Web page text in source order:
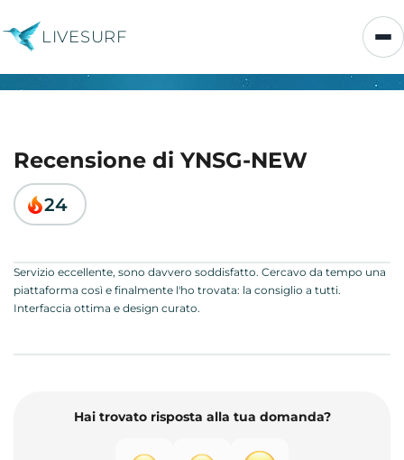
LIVESURF
Recensione di YNSG-NEW
24
Servizio eccellente, sono davvero soddisfatto. Cercavo da tempo una
piattaforma così e finalmente l'ho trovata: la consiglio a tutti.
Interfaccia ottima e design curato.
Hai trovato risposta alla tua domanda?